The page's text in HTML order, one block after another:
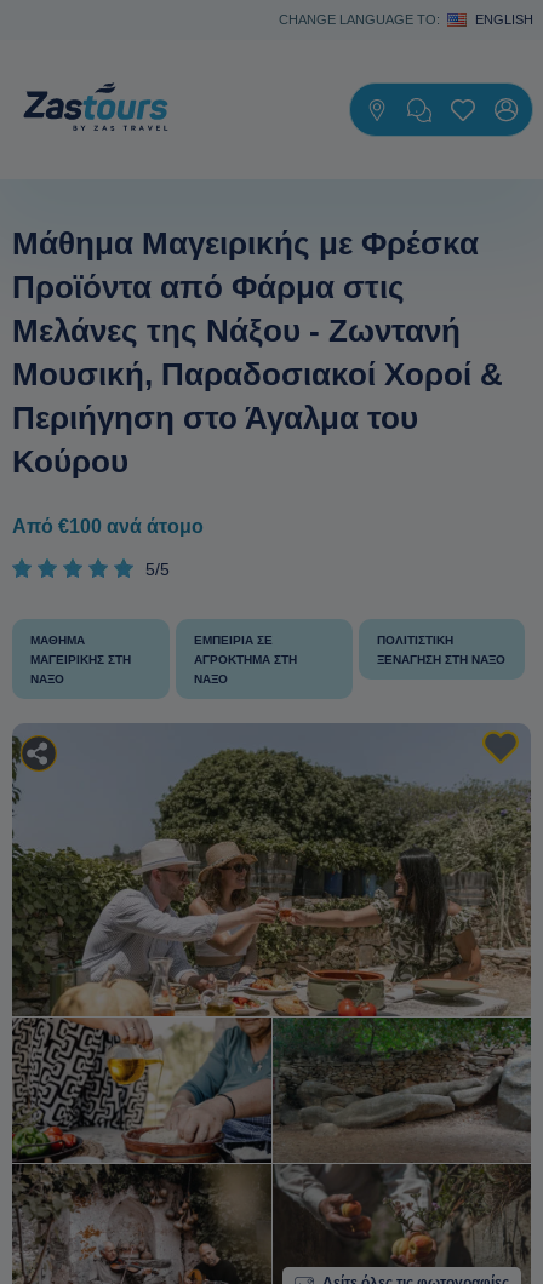
CHANGE LANGUAGE TO: ENGLISH
Μάθημα Mαγειρικής με Φρέσκα
Προϊόντα από Φάρμα στις
Μελάνες της Νάξου - Ζωντανή
Μουσική, Παραδοσιακοί Χοροί &
Περιήγηση στο Άγαλμα του
Κούρου
Από €100 ανά άτομο
5/5
ΜΆΘΗΜΑ
ΜΑΓΕΙΡΙΚΉΣ ΣΤΗ
ΝΆΞΟ
ΕΜΠΕΙΡΊΑ ΣΕ
ΑΓΡΌΚΤΗΜΑ ΣΤΗ
ΝΆΞΟ
ΠΟΛΙΤΙΣΤΙΚΉ
ΞΕΝΆΓΗΣΗ ΣΤΗ ΝΆΞΟ